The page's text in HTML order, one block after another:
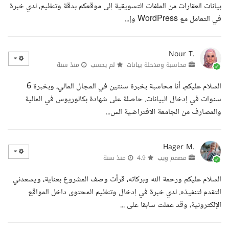
بيانات العقارات من الملفات التسويقية إلى موقعكم بدقة وتنظيم، لدي خبرة
في التعامل مع WordPress وإ...
Nour T.
محاسبة ومدخلة بيانات لم يحسب منذ سنة
السلام عليكم، أنا محاسبة بخبرة سنتين في المجال المالي، وبخبرة 6
سنوات في إدخال البيانات. حاصلة على شهادة بكالوريوس في المالية
والمصارف من الجامعة الافتراضية الس...
Hager M.
مصمم ويب منذ سنة
السلام عليكم ورحمة الله وبركاته، قرأت وصف المشروع بعناية، ويسعدني
التقدم لتنفيذه. لدي خبرة في إدخال وتنظيم المحتوى داخل المواقع
الإلكترونية، وقد عملت سابقا على ...